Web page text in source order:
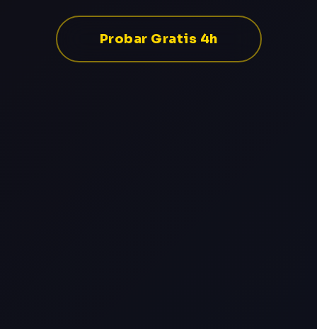
Probar Gratis 4h